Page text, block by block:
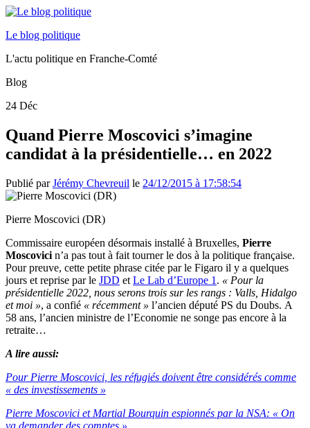
Le blog politique
L'actu politique en Franche-Comté
Blog
24 Déc
Quand Pierre Moscovici s’imagine
candidat à la présidentielle… en 2022
Publié parJérémy Chevreuil le 24/12/2015 à 17:58:54
Pierre Moscovici (DR)
Commissaire européen désormais installé à Bruxelles, Pierre
Moscovici n’a pas tout à fait tourner le dos à la politique française.
Pour preuve, cette petite phrase citée par le Figaro il y a quelques
jours et reprise par le JDD et Le Lab d’Europe 1 . « Pour la
présidentielle 2022, nous serons trois sur les rangs : Valls, Hidalgo
et moi », a confié « récemment » l’ancien député PS du Doubs. A
58 ans, l’ancien ministre de l’Economie ne songe pas encore à la
retraite…
A lire aussi:
Pour Pierre Moscovici, les réfugiés doivent être considérés comme
« des investissements »
Pierre Moscovici et Martial Bourquin espionnés par la NSA: « On
va demander des comptes »